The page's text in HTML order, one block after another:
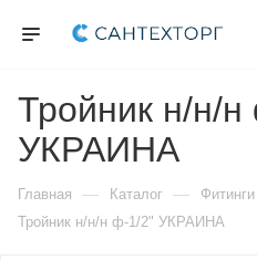
Тройник н/н/
УКРАИНА
Главная — Каталог — Фитинги
Тройник н/н/н ф-1/2" УКРАИНА